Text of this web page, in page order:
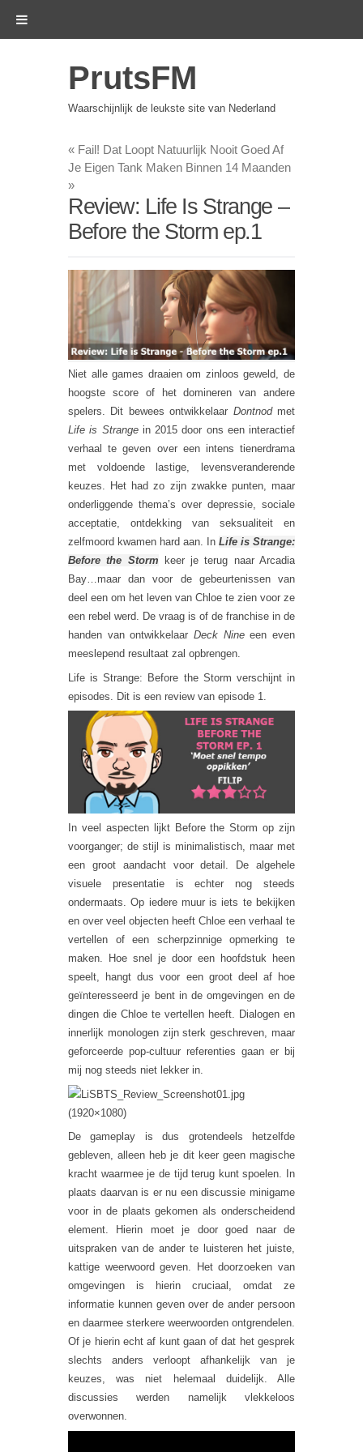
PrutsFM
Waarschijnlijk de leukste site van Nederland
« Fail! Dat Loopt Natuurlijk Nooit Goed Af
Je Eigen Tank Maken Binnen 14 Maanden
»
Review: Life Is Strange –
Before the Storm ep.1
Niet alle games draaien om zinloos geweld, de
hoogste score of het domineren van andere
spelers. Dit bewees ontwikkelaar Dontnodmet
Life is Strangein 2015 door ons een interactief
verhaal te geven over een intens tienerdrama
met voldoende lastige, levensveranderende
keuzes. Het had zo zijn zwakke punten, maar
onderliggende thema’s over depressie, sociale
acceptatie, ontdekking van seksualiteit en
zelfmoord kwamen hard aan. In Life is Strange:
Before the Storm keer je terug naar Arcadia
Bay…maar dan voor de gebeurtenissen van
deel een om het leven van Chloe te zien voor ze
een rebel werd. De vraag is of de franchise in de
handen van ontwikkelaar Deck Nineeen even
meeslepend resultaat zal opbrengen.
Life is Strange: Before the Storm verschijnt in
episodes. Dit is een review van episode 1.
In veel aspecten lijkt Before the Storm op zijn
voorganger; de stijl is minimalistisch, maar met
een groot aandacht voor detail. De algehele
visuele presentatie is echter nog steeds
ondermaats. Op iedere muur is iets te bekijken
en over veel objecten heeft Chloe een verhaal te
vertellen of een scherpzinnige opmerking te
maken. Hoe snel je door een hoofdstuk heen
speelt, hangt dus voor een groot deel af hoe
geïnteresseerd je bent in de omgevingen en de
dingen die Chloe te vertellen heeft. Dialogen en
innerlijk monologen zijn sterk geschreven, maar
geforceerde pop-cultuur referenties gaan er bij
mij nog steeds niet lekker in.
De gameplay is dus grotendeels hetzelfde
gebleven, alleen heb je dit keer geen magische
kracht waarmee je de tijd terug kunt spoelen. In
plaats daarvan is er nu een discussie minigame
voor in de plaats gekomen als onderscheidend
element. Hierin moet je door goed naar de
uitspraken van de ander te luisteren het juiste,
kattige weerwoord geven. Het doorzoeken van
omgevingen is hierin cruciaal, omdat ze
informatie kunnen geven over de ander persoon
en daarmee sterkere weerwoorden ontgrendelen.
Of je hierin echt af kunt gaan of dat het gesprek
slechts anders verloopt afhankelijk van je
keuzes, was niet helemaal duidelijk. Alle
discussies werden namelijk vlekkeloos
overwonnen.